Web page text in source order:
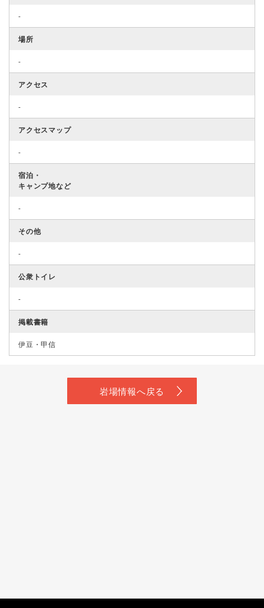
-
場所
-
アクセス
-
アクセスマップ
-
宿泊・
キャンプ地など
-
その他
-
公衆トイレ
-
掲載書籍
伊豆・甲信
岩場情報へ戻る